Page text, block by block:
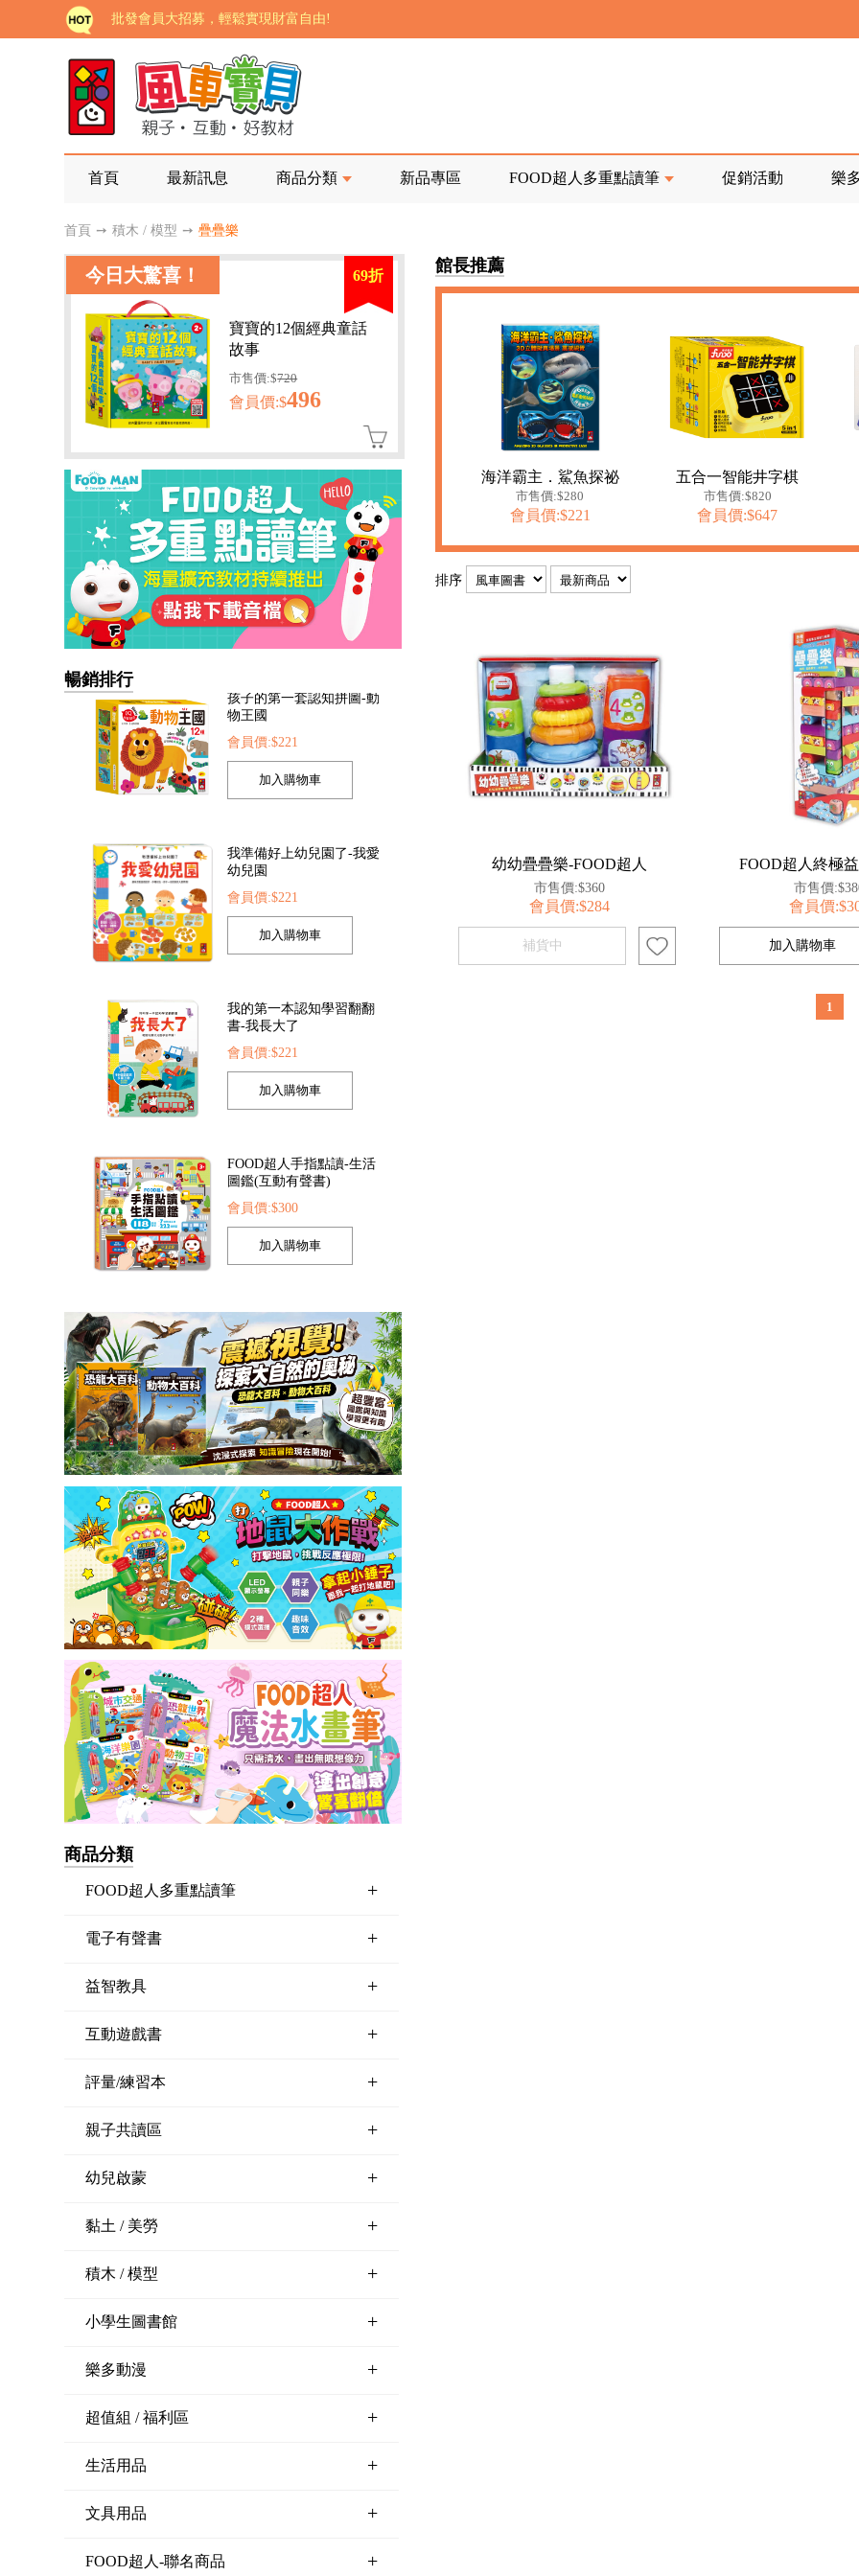
批發會員大招募，輕鬆實現財富自由!
如需更改或重開發票 需在訂單成立三天內通知客服 寄回發票需附上回郵郵票
老師您好!!幼教會員火熱招募中~
海外購物免煩惱！點我查看『海外購物流程說明』
家長樂了!「風車書版集團暨FOOD超人企業總部」目前正興建中!
老師您好!!幼教會員火熱招募中~
海外購物免煩惱！點我查看『海外購物流程說明』
首頁 最新訊息 商品分類 新品專區 FOOD超人多重點讀筆 促銷活動 樂
首頁 ➙ 積木 / 模型 ➙ 疊疊樂
今日大驚喜！ 69折
寶寶的12個經典童話
故事
市售價:$720
會員價:$496
暢銷排行
我準備好上幼兒園了-我愛
幼兒園
會員價:$221
我的第一本認知學習翻翻
書-我長大了
會員價:$221
FOOD超人手指點讀-生活
圖鑑(互動有聲書)
會員價:$300
孩子的第一套認知拼圖-動
物王國
會員價:$221
商品分類
FOOD超人多重點讀筆 +
電子有聲書 +
益智教具 +
互動遊戲書 +
評量/練習本 +
親子共讀區 +
幼兒啟蒙 +
黏土 / 美勞 +
積木 / 模型 +
小學生圖書館 +
樂多動漫 +
超值組 / 福利區 +
生活用品 +
文具用品 +
FOOD超人-聯名商品 +
館長推薦
海洋霸主．鯊魚探祕
市售價:$280
會員價:$221
五合一智能井字棋
市售價:$820
會員價:$647
排序
幼幼疊疊樂-FOOD超人
市售價:$360
會員價:$284
FOOD超人終極
市售價
會員價
1